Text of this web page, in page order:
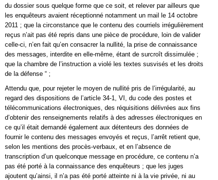
du dossier sous quelque forme que ce soit, et relever par ailleurs que
les enquêteurs avaient réceptionné notamment un mail le 14 octobre
2011 ; que la circonstance que le contenu des courriels irrégulièrement
reçus n’ait pas été repris dans une pièce de procédure, loin de valider
celle-ci, n’en fait qu’en consacrer la nullité, la prise de connaissance
des messages, interdite en elle-même, étant de surcroît dissimulée ;
que la chambre de l’instruction a violé les textes susvisés et les droits
de la défense “ ;
Attendu que, pour rejeter le moyen de nullité pris de l’irrégularité, au
regard des dispositions de l’article 34-1, VI, du code des postes et
télécommunications électroniques, des réquisitions délivrées aux fins
d’obtenir des renseignements relatifs à des adresses électroniques en
ce qu’il était demandé également aux détenteurs des données de
fournir le contenu des messages envoyés et reçus, l’arrêt retient que,
selon les mentions des procès-verbaux, et en l’absence de
transcription d’un quelconque message en procédure, ce contenu n’a
pas été porté à la connaissance des enquêteurs ; que les juges
ajoutent qu’ainsi, il n’a pas été porté atteinte ni à la vie privée, ni au